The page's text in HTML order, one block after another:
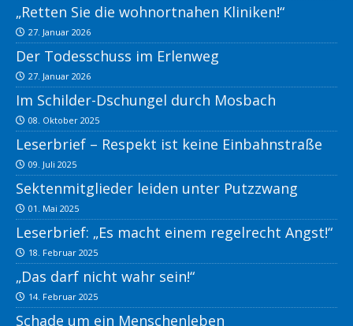
„Retten Sie die wohnortnahen Kliniken!“
27. Januar 2026
Der Todesschuss im Erlenweg
27. Januar 2026
Im Schilder-Dschungel durch Mosbach
08. Oktober 2025
Leserbrief – Respekt ist keine Einbahnstraße
09. Juli 2025
Sektenmitglieder leiden unter Putzzwang
01. Mai 2025
Leserbrief: „Es macht einem regelrecht Angst!“
18. Februar 2025
„Das darf nicht wahr sein!“
14. Februar 2025
Schade um ein Menschenleben